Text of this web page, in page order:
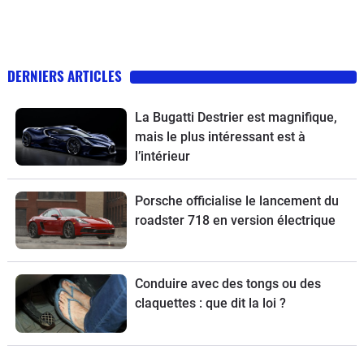
DERNIERS ARTICLES
La Bugatti Destrier est magnifique,
mais le plus intéressant est à
l’intérieur
Porsche officialise le lancement du
roadster 718 en version électrique
Conduire avec des tongs ou des
claquettes : que dit la loi ?